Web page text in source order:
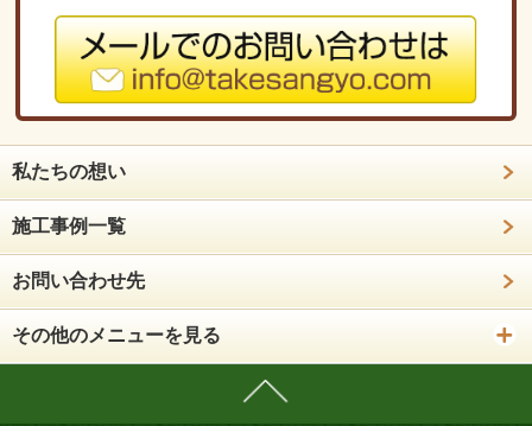
私たちの想い
施工事例一覧
お問い合わせ先
その他のメニューを見る